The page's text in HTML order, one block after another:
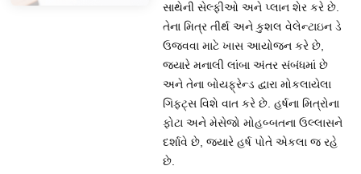
સાથેની સેલ્ફીઓ અને પ્લાન શેર કરે છે.
તેના મિત્ર તીર્થ અને કુશલ વેલેન્ટાઇન ડે
ઉજવવા માટે ખાસ આયોજન કરે છે,
જ્યારે મનાલી લાંબા અંતર સંબંધમાં છે
અને તેના બોયફ્રેન્ડ દ્વારા મોકલાયેલા
ગિફ્ટ્સ વિશે વાત કરે છે. હર્ષના મિત્રોના
ફોટા અને મેસેજો મોહબ્બતના ઉલ્લાસને
દર્શાવે છે, જ્યારે હર્ષ પોતે એકલા જ રહે
છે.